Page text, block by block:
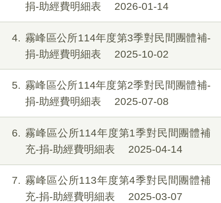
捐-助經費明細表
2026-01-14
4
霧峰區公所114年度第3季對民間團體補-
捐-助經費明細表
2025-10-02
5
霧峰區公所114年度第2季對民間團體補-
捐-助經費明細表
2025-07-08
6
霧峰區公所114年度第1季對民間團體補
充-捐-助經費明細表
2025-04-14
7
霧峰區公所113年度第4季對民間團體補
充-捐-助經費明細表
2025-03-07